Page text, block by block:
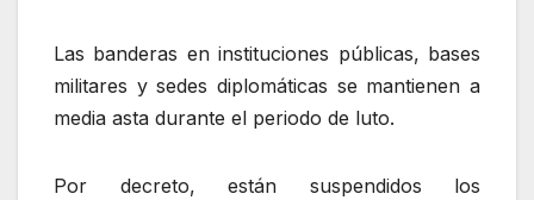
Las banderas en instituciones públicas, bases
militares y sedes diplomáticas se mantienen a
media asta durante el periodo de luto.
Por decreto, están suspendidos los